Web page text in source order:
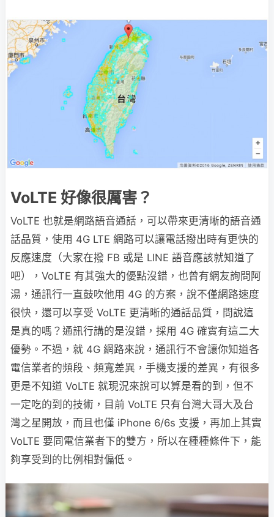
VoLTE 好像很厲害？
VoLTE 也就是網路語音通話，可以帶來更清晰的語音通
話品質，使用 4G LTE 網路可以讓電話撥出時有更快的
反應速度（大家在撥 FB 或是 LINE 語音應該就知道了
吧），VoLTE 有其強大的優點沒錯，也曾有網友詢問阿
湯，通訊行一直鼓吹他用 4G 的方案，說不僅網路速度
很快，還可以享受 VoLTE 更清晰的通話品質，問說這
是真的嗎？通訊行講的是沒錯，採用 4G 確實有這二大
優勢。不過，就 4G 網路來說，通訊行不會讓你知道各
電信業者的頻段、頻寬差異，手機支援的差異，有很多
更是不知道 VoLTE 就現況來說可以算是看的到，但不
一定吃的到的技術，目前 VoLTE 只有台灣大哥大及台
灣之星開放，而且也僅 iPhone 6/6s 支援，再加上其實
VoLTE 要同電信業者下的雙方，所以在種種條件下，能
夠享受到的比例相對偏低。